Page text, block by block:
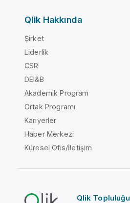
Qlik Hakkında
Şirket
Liderlik
CSR
DEI&B
Akademik Program
Ortak Programı
Kariyerler
Haber Merkezi
Küresel Ofis/İletişim
Qlik Topluluğu